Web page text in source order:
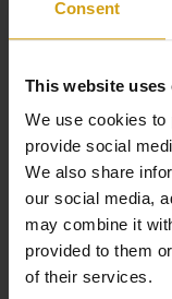
Consent
This website uses
We use cookies to
provide social
We also share
our social media,
may combine it
provided to them
of their services.
kleine gezellige
kunt winkelen.
apotheken bent u
vind u hier veel
zelfs een
hier is genoeg